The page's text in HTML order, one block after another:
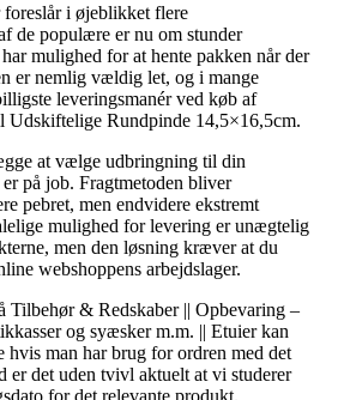
i øjeblikket flere
de populære er nu om stunder
mulighed for at hente pakken når der
er nemlig vældig let, og i mange
leveringsmanér ved køb af
Rundpinde 14,5×16,5cm.
at vælge udbringning til din
på job. Fragtmetoden bliver
pebret, men endvidere ekstremt
mulighed for levering er unægtelig
men den løsning kræver at du
webshoppens arbejdslager.
Tilbehør & Redskaber || Opbevaring –
og syæsker m.m. || Etuier kan
man har brug for ordren med det
er det uden tvivl aktuelt at vi studerer
for det relevante produkt.